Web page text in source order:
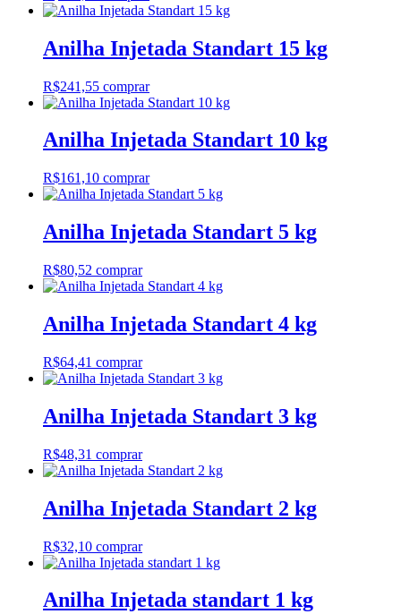
Anilha Injetada Standart 15 kg
R$241,55 comprar
Anilha Injetada Standart 10 kg
R$161,10 comprar
Anilha Injetada Standart 5 kg
R$80,52 comprar
Anilha Injetada Standart 4 kg
R$64,41 comprar
Anilha Injetada Standart 3 kg
R$48,31 comprar
Anilha Injetada Standart 2 kg
R$32,10 comprar
Anilha Injetada standart 1 kg